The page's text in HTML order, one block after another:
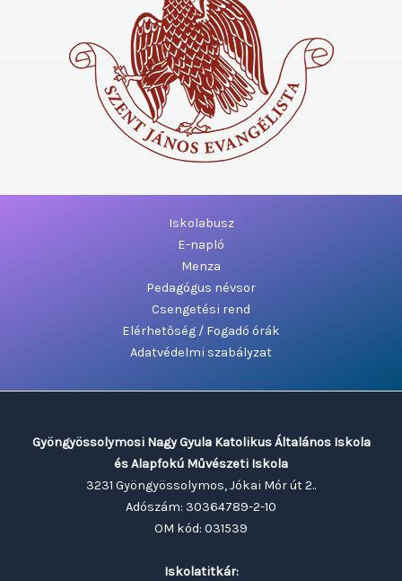
Iskolabusz
E-napló
Menza
Pedagógus névsor
Csengetési rend
Elérhetőség / Fogadó órák
Adatvédelmi szabályzat
Gyöngyössolymosi Nagy Gyula Katolikus Általános Iskola
és Alapfokú Művészeti Iskola
3231 Gyöngyössolymos, Jókai Mór út 2..
Adószám: 30364789-2-10
OM kód: 031539
Iskolatitkár: